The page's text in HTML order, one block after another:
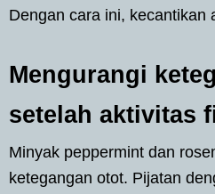
Dengan cara ini, kecantikan
Mengurangi
setelah aktivitas
Minyak peppermint dan
ketegangan otot. Pijatan